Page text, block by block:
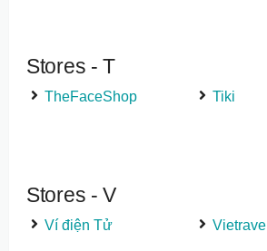
Stores - T
TheFaceShop Tiki
Stores - V
Ví điện Tử Vietravel